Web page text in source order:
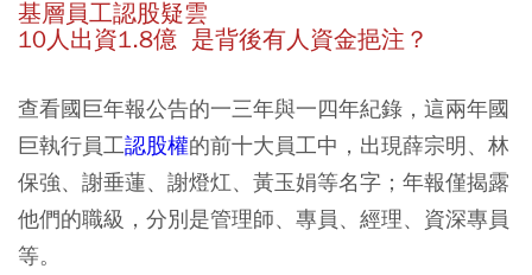
基層員工認股疑雲
10人出資1.8億 是背後有人資金挹注？
查看國巨年報公告的一三年與一四年紀錄，這兩年國
巨執行員工認股權的前十大員工中，出現薛宗明、林
保強、謝垂蓮、謝燈灴、黃玉娟等名字；年報僅揭露
他們的職級，分別是管理師、專員、經理、資深專員
等。